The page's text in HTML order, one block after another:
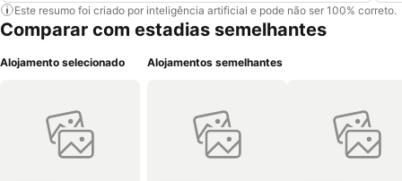
Este resumo foi criado por inteligência artificial e pode não ser 100% correto.
Comparar com estadias semelhantes
Alojamento selecionado Alojamentos semelhantes